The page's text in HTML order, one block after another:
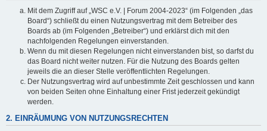
Mit dem Zugriff auf „WSC e.V. | Forum 2004-2023“ (im Folgenden „das
Board“) schließt du einen Nutzungsvertrag mit dem Betreiber des
Boards ab (im Folgenden „Betreiber“) und erklärst dich mit den
nachfolgenden Regelungen einverstanden.
Wenn du mit diesen Regelungen nicht einverstanden bist, so darfst du
das Board nicht weiter nutzen. Für die Nutzung des Boards gelten
jeweils die an dieser Stelle veröffentlichten Regelungen.
Der Nutzungsvertrag wird auf unbestimmte Zeit geschlossen und kann
von beiden Seiten ohne Einhaltung einer Frist jederzeit gekündigt
werden.
2. EINRÄUMUNG VON NUTZUNGSRECHTEN